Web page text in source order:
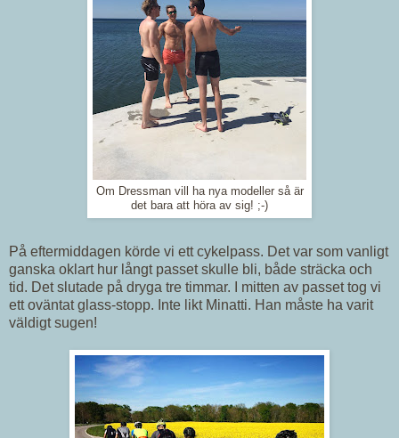
Om Dressman vill ha nya modeller så är
det bara att höra av sig! ;-)
På eftermiddagen körde vi ett cykelpass. Det var som vanligt
ganska oklart hur långt passet skulle bli, både sträcka och
tid. Det slutade på dryga tre timmar. I mitten av passet tog vi
ett oväntat glass-stopp. Inte likt Minatti. Han måste ha varit
väldigt sugen!